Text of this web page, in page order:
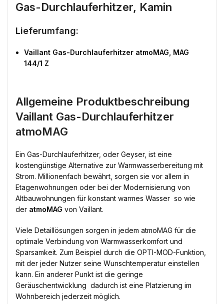
Gas-Durchlauferhitzer, Kamin
Lieferumfang:
Vaillant Gas-Durchlauferhitzer atmoMAG, MAG
144/1 Z
Allgemeine Produktbeschreibung
Vaillant Gas-Durchlauferhitzer
atmoMAG
Ein Gas-Durchlauferhitzer, oder Geyser, ist eine
kostengünstige Alternative zur Warmwasserbereitung mit
Strom. Millionenfach bewährt, sorgen sie vor allem in
Etagenwohnungen oder bei der Modernisierung von
Altbauwohnungen für konstant warmes Wasser  so wie
der atmoMAG von Vaillant.
Viele Detaillösungen sorgen in jedem atmoMAG für die
optimale Verbindung von Warmwasserkomfort und
Sparsamkeit. Zum Beispiel durch die OPTI-MOD-Funktion,
mit der jeder Nutzer seine Wunschtemperatur einstellen
kann. Ein anderer Punkt ist die geringe
Geräuschentwicklung  dadurch ist eine Platzierung im
Wohnbereich jederzeit möglich.